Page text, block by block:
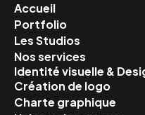
Accueil
Portfolio
Les Studios
Nos services
Identité visuelle &
Création de logo
Charte graphique